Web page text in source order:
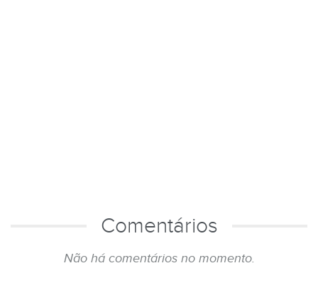
Comentários
Não há comentários no momento.